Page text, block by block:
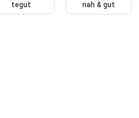
tegut nah & gut